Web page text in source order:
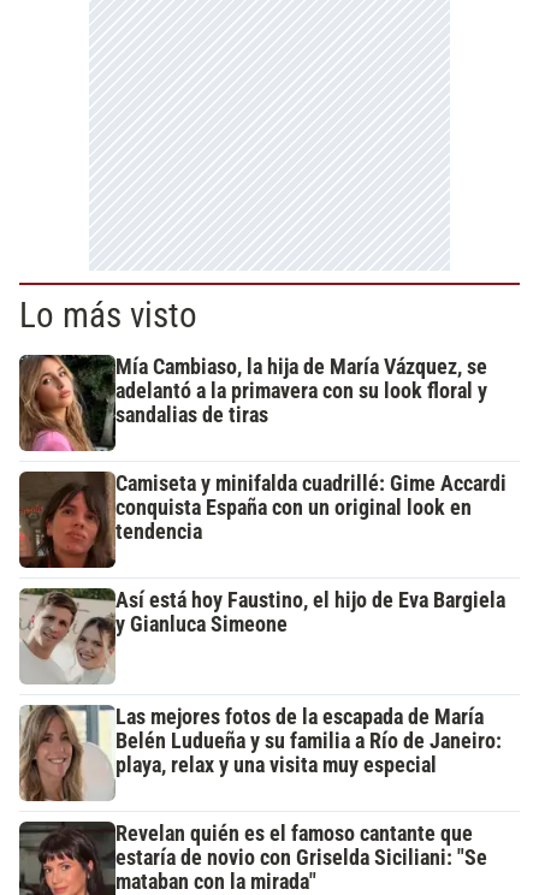
Lo más visto
Mía Cambiaso, la hija de María Vázquez, se
adelantó a la primavera con su look floral y
sandalias de tiras
Camiseta y minifalda cuadrillé: Gime Accardi
conquista España con un original look en
tendencia
Así está hoy Faustino, el hijo de Eva Bargiela
y Gianluca Simeone
Las mejores fotos de la escapada de María
Belén Ludueña y su familia a Río de Janeiro:
playa, relax y una visita muy especial
Revelan quién es el famoso cantante que
estaría de novio con Griselda Siciliani: "Se
mataban con la mirada"